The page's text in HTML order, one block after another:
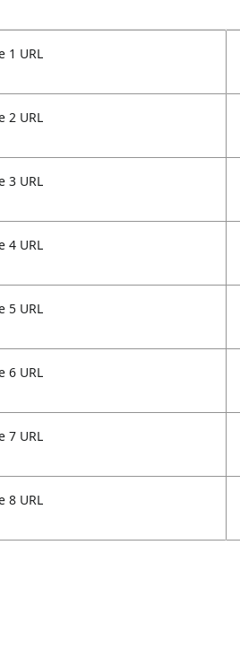
1 URL
2 URL
3 URL
4 URL
5 URL
6 URL
7 URL
8 URL